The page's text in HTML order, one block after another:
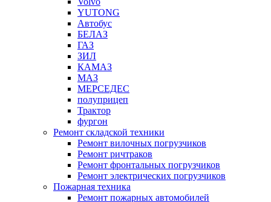
YUTONG
Автобус
БЕЛАЗ
ГАЗ
ЗИЛ
КАМАЗ
МАЗ
МЕРСЕДЕС
полуприцеп
Трактор
фургон
Ремонт складской техники
Ремонт вилочных погрузчиков
Ремонт ричтраков
Ремонт фронтальных погрузчиков
Ремонт электрических погрузчиков
Пожарная техника
Ремонт пожарных автомобилей